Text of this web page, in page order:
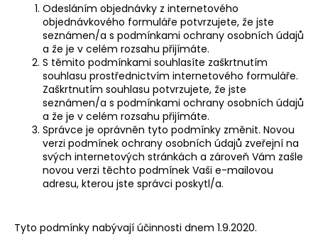
Odesláním objednávky z internetového
objednávkového formuláře potvrzujete, že jste
seznámen/a s podmínkami ochrany osobních údajů
a že je v celém rozsahu přijímáte.
S těmito podmínkami souhlasíte zaškrtnutím
souhlasu prostřednictvím internetového formuláře.
Zaškrtnutím souhlasu potvrzujete, že jste
seznámen/a s podmínkami ochrany osobních údajů
a že je v celém rozsahu přijímáte.
Správce je oprávněn tyto podmínky změnit. Novou
verzi podmínek ochrany osobních údajů zveřejní na
svých internetových stránkách a zároveň Vám zašle
novou verzi těchto podmínek Vaši e-mailovou
adresu, kterou jste správci poskytl/a.
Tyto podmínky nabývají účinnosti dnem 1.9.2020.